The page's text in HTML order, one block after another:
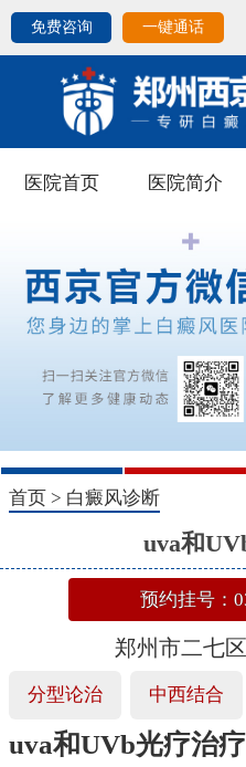
免费咨询 一键通话
医院首页 医院简介
1 2
首页 > 白癜风诊断
uva和
预约挂号：
郑州市二七
分型论治 中西结合
uva和UVb光疗治疗